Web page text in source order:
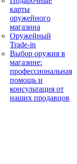
карты
оружейного
магазина
Оружейный
Trade-in
Выбор оружия в
магазине:
профессиональная
помощь и
консультация от
наших продавцов